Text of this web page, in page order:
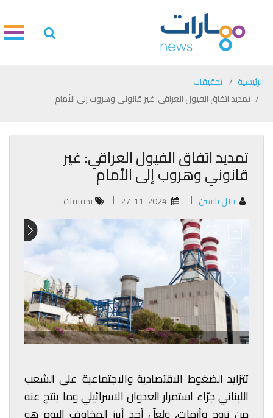
الرئيسية
تحقيقات
تمديد اتفاق الفيول العراقي: غير قانوني وهروب إلى الأمام
تمديد اتفاق الفيول العراقي: غير
قانوني وهروب إلى الأمام
بلال ياسين تحقيقات
تتزايد الضغوط الاقتصادية والاجتماعية على الشعب
اللبناني جرّاء استمرار العدوان الاسرائيلي وما ينتج عنه